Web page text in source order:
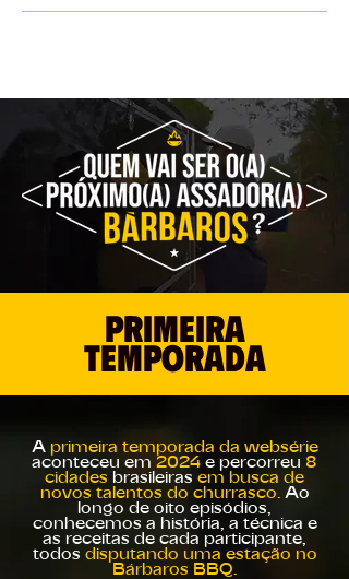
PRIMEIRA
temporada
A primeira temporada da websérie
aconteceu em 2024 e percorreu 8
cidades brasileiras em busca de
novos talentos do churrasco. Ao
longo de oito episódios,
conhecemos a história, a técnica e
as receitas de cada participante,
todos disputando uma estação no
Bárbaros BBQ.